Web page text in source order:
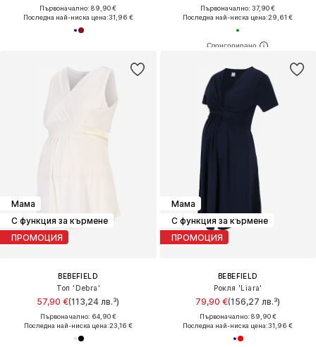
Първоначално: 89,90 €
Последна най-ниска цена:31,96 €
Първоначално: 37,90 €
Последна най-ниска цена:29,61 €
Мама
С функция за кърмене
ПРОМОЦИЯ
BEBEFIELD
Топ 'Debra'
57,90 €(113,24 лв.³)
Първоначално: 64,90 €
Последна най-ниска цена:23,16 €
Мама
С функция за кърмене
ПРОМОЦИЯ
BEBEFIELD
Рокля 'Liara'
79,90 €(156,27 лв.³)
Първоначално: 89,90 €
Последна най-ниска цена:31,96 €